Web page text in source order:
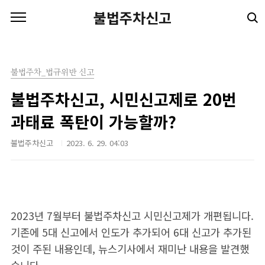
불법주차신고
불법주차_법규위반 신고
불법주차신고, 시민신고제로 20번
과태료 폭탄이 가능할까?
불법주차신고 2023. 6. 29. 04:03
2023년 7월부터 불법주차신고 시민신고제가 개편됩니다.
기존에 5대 신고에서 인도가 추가되어 6대 신고가 추가된
것이 주된 내용인데, 뉴스기사에서 재미난 내용을 발견했